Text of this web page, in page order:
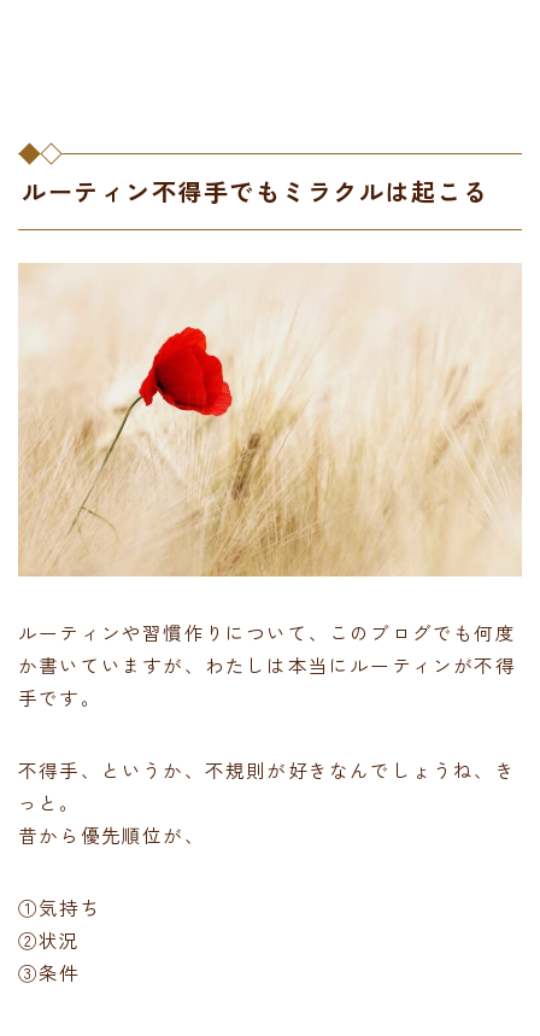
ルーティン不得手でもミラクルは起こる
ルーティンや習慣作りについて、このブログでも何度
か書いていますが、わたしは本当にルーティンが不得
手です。
不得手、というか、不規則が好きなんでしょうね、き
っと。
昔から優先順位が、
①気持ち
②状況
③条件